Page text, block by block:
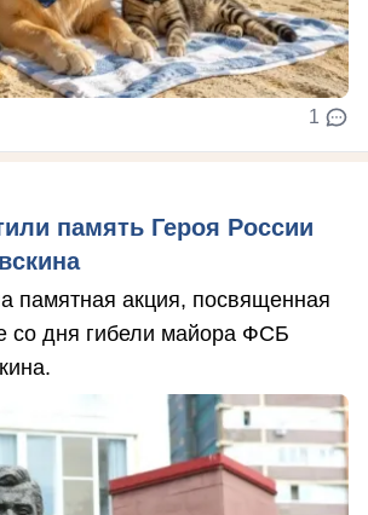
1
память Героя России
памятная акция, посвященная
со дня гибели майора ФСБ